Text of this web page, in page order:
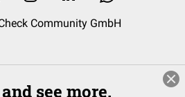
Community GmbH
see more.